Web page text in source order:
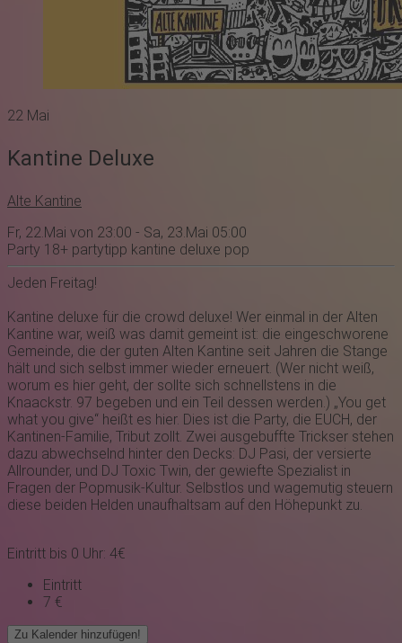
22 Mai
Kantine Deluxe
Alte Kantine
Fr, 22.Mai von 23:00 - Sa, 23.Mai 05:00
Party 18+ partytipp kantine deluxe pop
Jeden Freitag!
Kantine deluxe für die crowd deluxe! Wer einmal in der Alten
Kantine war, weiß was damit gemeint ist: die eingeschworene
Gemeinde, die der guten Alten Kantine seit Jahren die Stange
hält und sich selbst immer wieder erneuert. (Wer nicht weiß,
worum es hier geht, der sollte sich schnellstens in die
Knaackstr. 97 begeben und ein Teil dessen werden.) „You get
what you give“ heißt es hier. Dies ist die Party, die EUCH, der
Kantinen-Familie, Tribut zollt. Zwei ausgebuffte Trickser stehen
dazu abwechselnd hinter den Decks: DJ Pasi, der versierte
Allrounder, und DJ Toxic Twin, der gewiefte Spezialist in
Fragen der Popmusik-Kultur. Selbstlos und wagemutig steuern
diese beiden Helden unaufhaltsam auf den Höhepunkt zu.
Eintritt bis 0 Uhr: 4€
Eintritt
7 €
Zu Kalender hinzufügen!